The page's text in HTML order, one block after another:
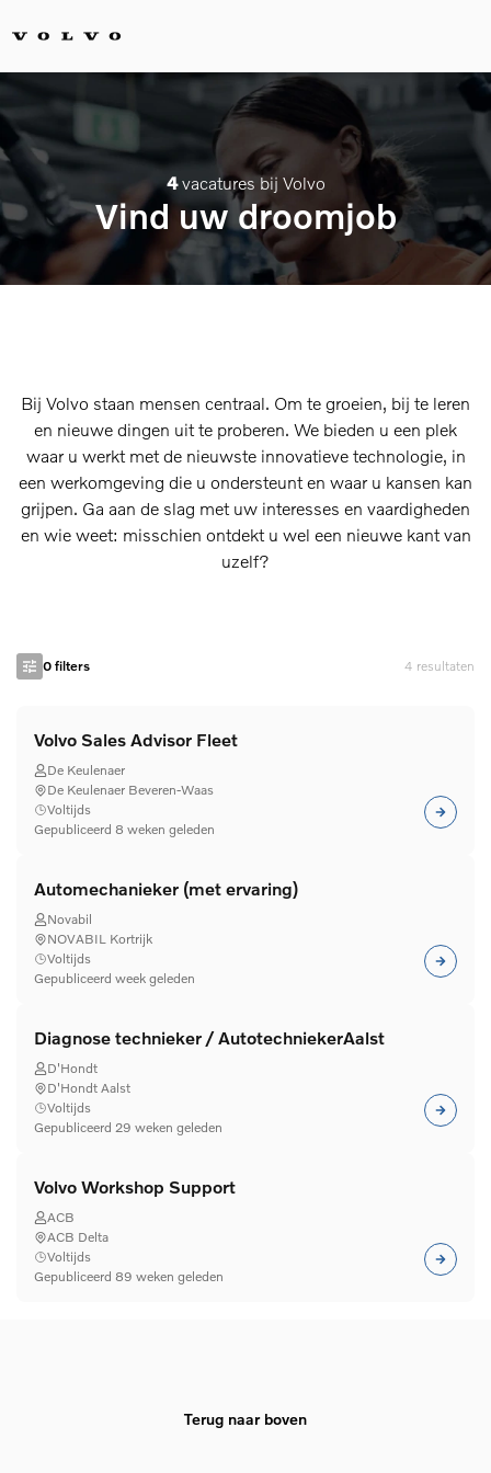
4 vacatures bij Volvo
Vind uw droomjob
Bij Volvo staan mensen centraal. Om te groeien, bij te leren
en nieuwe dingen uit te proberen. We bieden u een plek
waar u werkt met de nieuwste innovatieve technologie, in
een werkomgeving die u ondersteunt en waar u kansen kan
grijpen. Ga aan de slag met uw interesses en vaardigheden
en wie weet: misschien ontdekt u wel een nieuwe kant van
uzelf?
0 filters 4 resultaten
Volvo Sales Advisor Fleet
De Keulenaer
De Keulenaer Beveren-Waas
Voltijds
Gepubliceerd 8 weken geleden
Automechanieker (met ervaring)
Novabil
NOVABIL Kortrijk
Voltijds
Gepubliceerd week geleden
Diagnose technieker / AutotechniekerAalst
D'Hondt
D'Hondt Aalst
Voltijds
Gepubliceerd 29 weken geleden
Volvo Workshop Support
ACB
ACB Delta
Voltijds
Gepubliceerd 89 weken geleden
Terug naar boven